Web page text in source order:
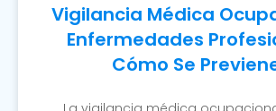
Vigilancia Médica
Enfermedades
Cómo Se